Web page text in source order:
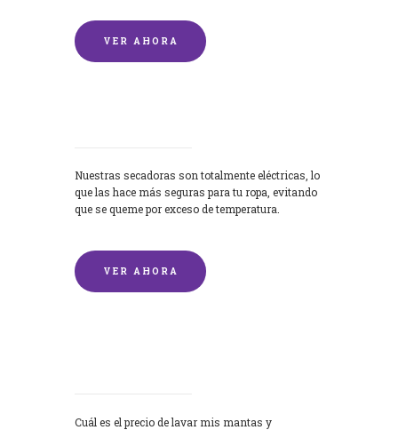
VER AHORA
Nuestras secadoras son totalmente eléctricas, lo
que las hace más seguras para tu ropa, evitando
que se queme por exceso de temperatura.
VER AHORA
Cuál es el precio de lavar mis mantas y